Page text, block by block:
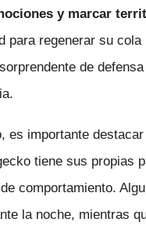
y marcar
para regenerar su cola
de
es importante
tiene sus propias
comportamiento.
la noche, mientras